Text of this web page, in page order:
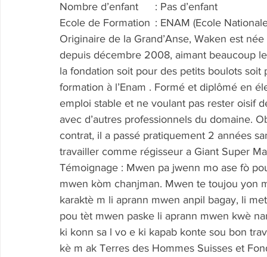
Nombre d’enfant	: Pas d’enfant
Ecole de Formation	: ENAM
Originaire de la Grand’Anse, Waken est
depuis décembre 2008, aimant beaucoup
la fondation soit pour des petits boulots
formation à l’Enam . Formé et diplômé en
emploi stable et ne voulant pas rester oisif
avec d’autres professionnels du domaine.
contrat, il a passé pratiquement 2 années
travailler comme régisseur a Giant Super
Témoignage : Mwen pa jwenn mo ase fò
mwen kòm chanjman. Mwen te toujou yon
karaktè m li aprann mwen anpil bagay, li
pou tèt mwen paske li aprann mwen kwè
ki konn sa l vo e ki kapab konte sou bon
kè m ak Terres des Hommes Suisses et